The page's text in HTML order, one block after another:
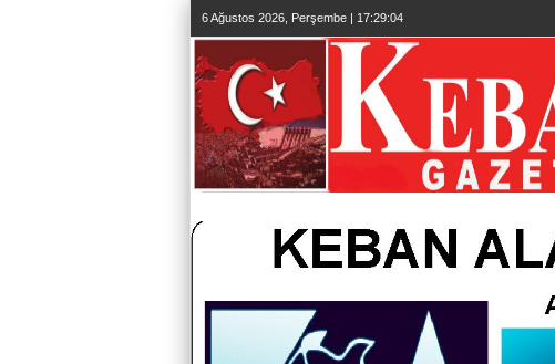
6 Ağustos 2026, Perşembe | 17:29:06